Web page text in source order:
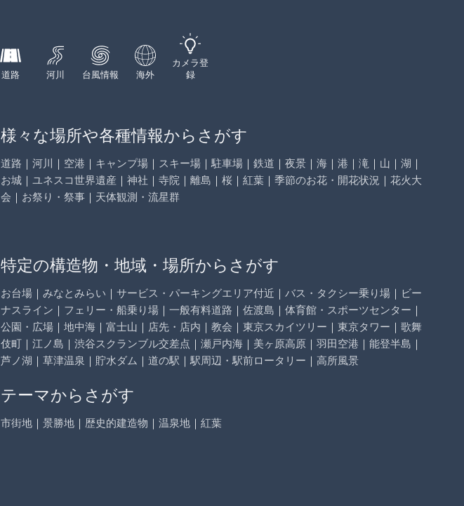
道路 河川 台風情報 海外
カメラ登
録
様々な場所や各種情報からさがす
道路 ｜ 河川 ｜ 空港 ｜ キャンプ場 ｜ スキー場 ｜ 駐車場 ｜ 鉄道 ｜ 夜景 ｜ 海 ｜ 港 ｜ 滝 ｜ 山 ｜ 湖 ｜
お城 ｜ ユネスコ世界遺産 ｜ 神社 ｜ 寺院 ｜ 離島 ｜ 桜 ｜ 紅葉 ｜ 季節のお花・開花状況 ｜ 花火大
会 ｜ お祭り・祭事 ｜ 天体観測・流星群
特定の構造物・地域・場所からさがす
お台場 ｜ みなとみらい ｜ サービス・パーキングエリア付近 ｜ バス・タクシー乗り場 ｜ ビー
ナスライン ｜ フェリー・船乗り場 ｜ 一般有料道路 ｜ 佐渡島 ｜ 体育館・スポーツセンター ｜
公園・広場 ｜ 地中海 ｜ 富士山 ｜ 店先・店内 ｜ 教会 ｜ 東京スカイツリー ｜ 東京タワー ｜ 歌舞
伎町 ｜ 江ノ島 ｜ 渋谷スクランブル交差点 ｜ 瀬戸内海 ｜ 美ヶ原高原 ｜ 羽田空港 ｜ 能登半島 ｜
芦ノ湖 ｜ 草津温泉 ｜ 貯水ダム ｜ 道の駅 ｜ 駅周辺・駅前ロータリー ｜ 高所風景
テーマからさがす
市街地 ｜ 景勝地 ｜ 歴史的建造物 ｜ 温泉地 ｜ 紅葉